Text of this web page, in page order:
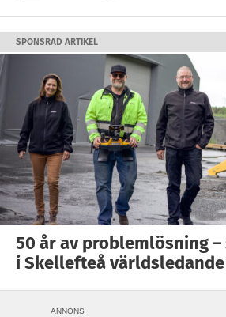
SPONSRAD ARTIKEL
50 år av problemlösning
i Skellefteå världsledande
ANNONS